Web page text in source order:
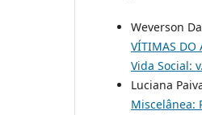
Weverson
VÍTIMAS DO
Vida Social:
Luciana
Miscelânea: